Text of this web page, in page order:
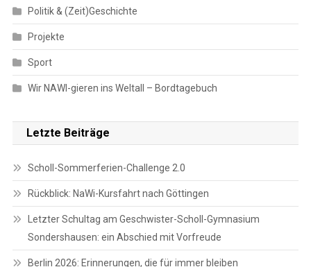
Politik & (Zeit)Geschichte
Projekte
Sport
Wir NAWI-gieren ins Weltall – Bordtagebuch
Letzte Beiträge
Scholl-Sommerferien-Challenge 2.0
Rückblick: NaWi-Kursfahrt nach Göttingen
Letzter Schultag am Geschwister-Scholl-Gymnasium
Sondershausen: ein Abschied mit Vorfreude
Berlin 2026: Erinnerungen, die für immer bleiben